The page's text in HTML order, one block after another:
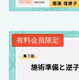
有料会員限定